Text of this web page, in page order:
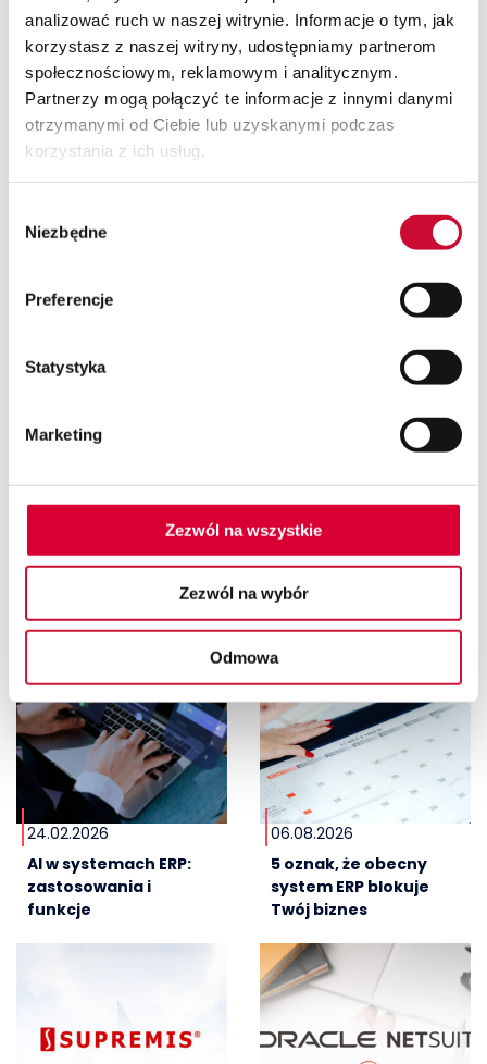
analizować ruch w naszej witrynie. Informacje o tym, jak
korzystasz z naszej witryny, udostępniamy partnerom
społecznościowym, reklamowym i analitycznym.
Partnerzy mogą połączyć te informacje z innymi danymi
otrzymanymi od Ciebie lub uzyskanymi podczas
korzystania z ich usług.
zgody
Niezbędne
Preferencje
Statystyka
Marketing
Zezwól na wszystkie
Zezwól na wybór
Odmowa
Jeśli interesuje Cię
usprawnianie działania Twojego
skontaktuj się z nami, żeby uzyskać więcej
Sprawdź również
24.02.2026
AI w systemach ERP:
zastosowania i
funkcje
06.08.2026
5 oznak, że obecny
system ERP blokuje
Twój biznes